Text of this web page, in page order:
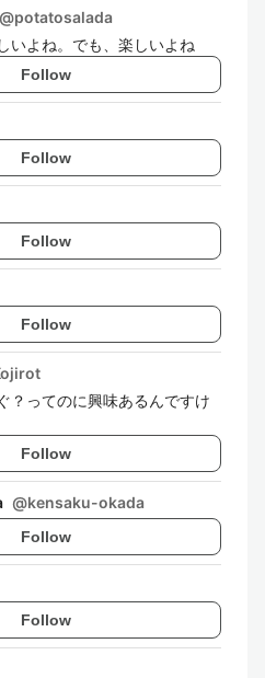
@potatosalada
いよね。でも、楽しいよね
Follow
Follow
Follow
Follow
？ってのに興味あるんですけ
Follow
@kensaku-okada
Follow
Follow